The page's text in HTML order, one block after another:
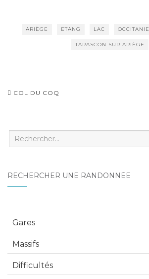
ARIÈGE ETANG LAC OCCITANIE
TARASCON SUR ARIÈGE
Navigation
COL DU COQ
Recherche
RECHERCHER UNE RANDONNÉE
Gares
Massifs
Difficultés